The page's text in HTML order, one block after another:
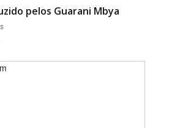
pelos Guarani Mbya